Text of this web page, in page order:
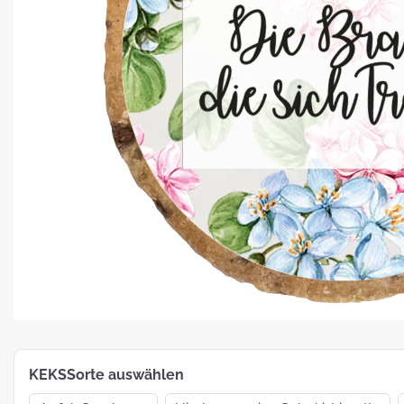
Platz für Plätzchen: 5 Fakten zu
Weihnachtsgebäck
How To:
MotivKEKS-
Designer
The
KEKSSorte auswählen